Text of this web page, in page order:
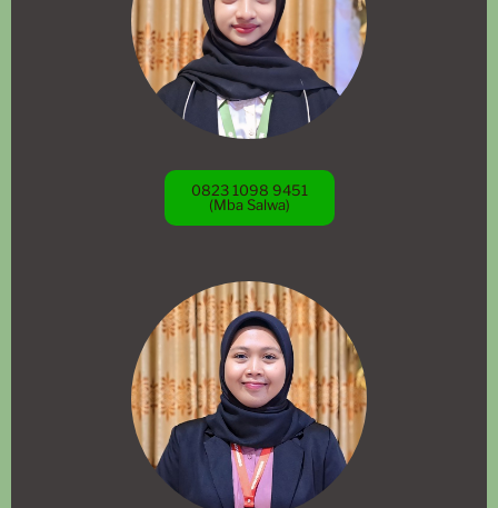
0823 1098 9451
(Mba Salwa)